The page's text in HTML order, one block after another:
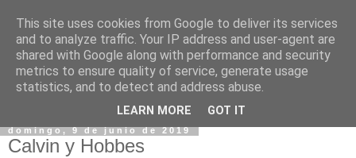
domingo, 9 de junio de 2019
Calvin y Hobbes
This site uses cookies from Google to deliver its services
and to analyze traffic. Your IP address and user-agent are
shared with Google along with performance and security
metrics to ensure quality of service, generate usage
statistics, and to detect and address abuse.
LEARN MORE GOT IT